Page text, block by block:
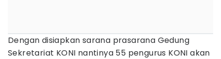
Dengan disiapkan sarana prasarana Gedung
Sekretariat KONI nantinya 55 pengurus KONI akan